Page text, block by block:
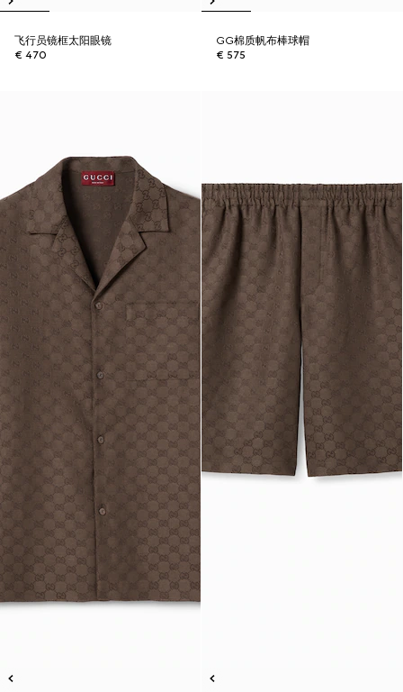
飞行员镜框太阳眼镜
€ 470
GG棉质帆布棒球帽
€ 575